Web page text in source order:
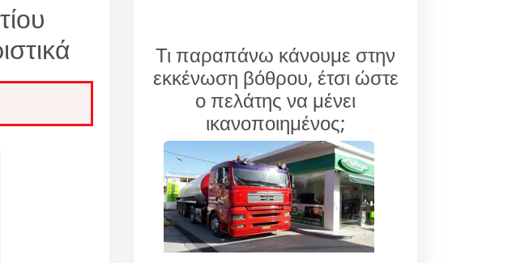
Τι παραπάνω κάνουμε στην
εκκένωση βόθρου, έτσι ώστε
ο πελάτης να μένει
ικανοποιημένος;